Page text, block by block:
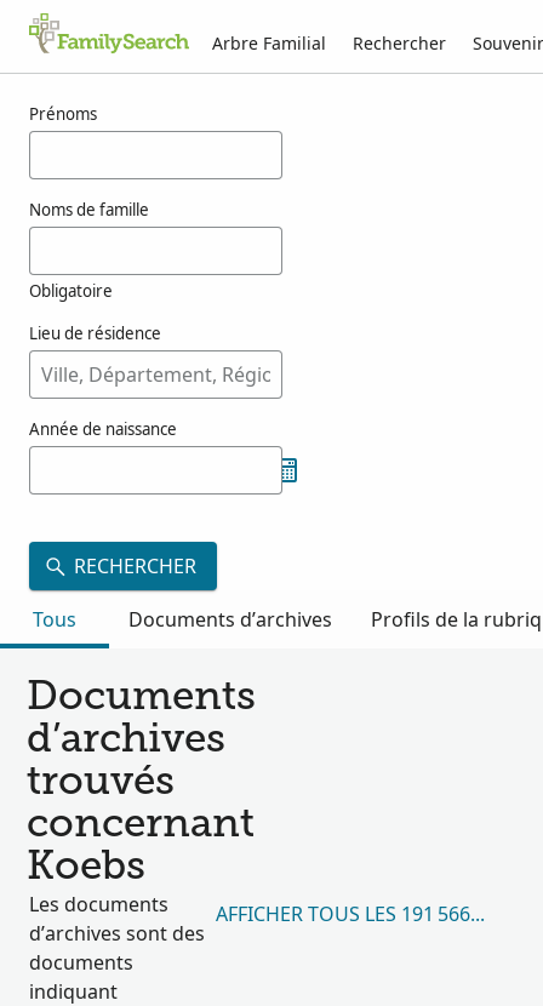
Arbre Familial Rechercher
Prénoms
Noms de famille
Obligatoire
Lieu de résidence
Année de naissance
RECHERCHER
Tous
Documents d’archives Profils de la
Documents
d’archives
trouvés
concernant
Koebs
Les documents
d’archives sont des
documents
indiquant
AFFICHER TOUS LES 191 566